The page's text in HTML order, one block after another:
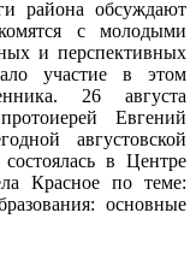
района обсуждают
с молодыми
и перспективных
участие в этом
26 августа
Евгений
августовской
в Центре
Красное по теме:
основные